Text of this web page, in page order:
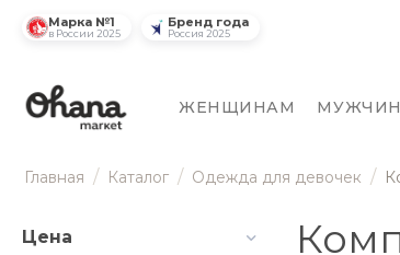
Марка №1
в России 2025
Бренд года
Россия 2025
ЖЕНЩИНАМ
Главная / Каталог / Одежда для девочек /
Цена